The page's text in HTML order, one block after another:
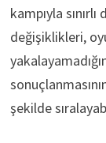
kampıyla
değişiklikleri,
şekilde